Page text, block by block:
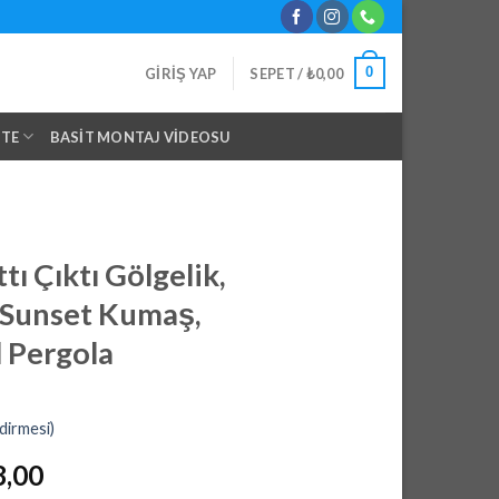
GIRIŞ YAP SEPET /₺0,00 0
BASIT MONTAJ VIDEOSU
Çıktı Gölgelik,
Kumaş,
Pergola
Şu